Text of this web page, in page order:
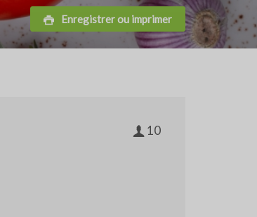
Enregistrer ou imprimer
10